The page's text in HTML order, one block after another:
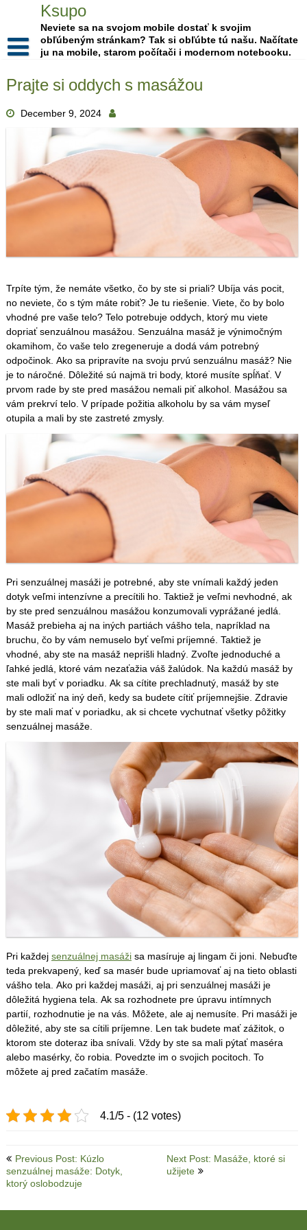
Ksupo
Neviete sa na svojom mobile dostať k svojim
obľúbeným stránkam? Tak si obľúbte tú našu. Načítate
ju na mobile, starom počítači i modernom notebooku.
Prajte si oddych s masážou
December 9, 2024
Trpíte tým, že nemáte všetko, čo by ste si priali? Ubíja vás pocit,
no neviete, čo s tým máte robiť? Je tu riešenie. Viete, čo by bolo
vhodné pre vaše telo? Telo potrebuje oddych, ktorý mu viete
dopriať senzuálnou masážou. Senzuálna masáž je výnimočným
okamihom, čo vaše telo zregeneruje a dodá vám potrebný
odpočinok. Ako sa pripravíte na svoju prvú senzuálnu masáž? Nie
je to náročné. Dôležité sú najmä tri body, ktoré musíte spĺňať. V
prvom rade by ste pred masážou nemali piť alkohol. Masážou sa
vám prekrví telo. V prípade požitia alkoholu by sa vám myseľ
otupila a mali by ste zastreté zmysly.
Pri senzuálnej masáži je potrebné, aby ste vnímali každý jeden
dotyk veľmi intenzívne a precítili ho. Taktiež je veľmi nevhodné, ak
by ste pred senzuálnou masážou konzumovali vyprážané jedlá.
Masáž prebieha aj na iných partiách vášho tela, napríklad na
bruchu, čo by vám nemuselo byť veľmi príjemné. Taktiež je
vhodné, aby ste na masáž neprišli hladný. Zvoľte jednoduché a
ľahké jedlá, ktoré vám nezaťažia váš žalúdok. Na každú masáž by
ste mali byť v poriadku. Ak sa cítite prechladnutý, masáž by ste
mali odložiť na iný deň, kedy sa budete cítiť príjemnejšie. Zdravie
by ste mali mať v poriadku, ak si chcete vychutnať všetky pôžitky
senzuálnej masáže.
Pri každej senzuálnej masážisa masíruje aj lingam či joni. Nebuďte
teda prekvapený, keď sa masér bude upriamovať aj na tieto oblasti
vášho tela. Ako pri každej masáži, aj pri senzuálnej masáži je
dôležitá hygiena tela. Ak sa rozhodnete pre úpravu intímnych
partií, rozhodnutie je na vás. Môžete, ale aj nemusíte. Pri masáži je
dôležité, aby ste sa cítili príjemne. Len tak budete mať zážitok, o
ktorom ste doteraz iba snívali. Vždy by ste sa mali pýtať maséra
alebo masérky, čo robia. Povedzte im o svojich pocitoch. To
môžete aj pred začatím masáže.
4.1/5 - (12 votes)
Post
navigation
Previous Post: Kúzlo
senzuálnej masáže: Dotyk,
ktorý oslobodzuje
Next Post: Masáže, ktoré si
užijete